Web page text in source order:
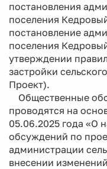
постановления
поселения
постановление
поселения
утверждении
застройки
Проект).
Общественные
проводятся на
05.06.2025 года «О
обсуждений по
администрации
внесении